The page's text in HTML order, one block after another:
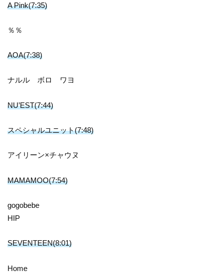
A Pink(7:35)
％％
AOA(7:38)
ナルル ボロ ワヨ
NU’EST(7:44)
スペシャルユニット(7:48)
アイリーン×チャウヌ
MAMAMOO(7:54)
gogobebe
HIP
SEVENTEEN(8:01)
Home